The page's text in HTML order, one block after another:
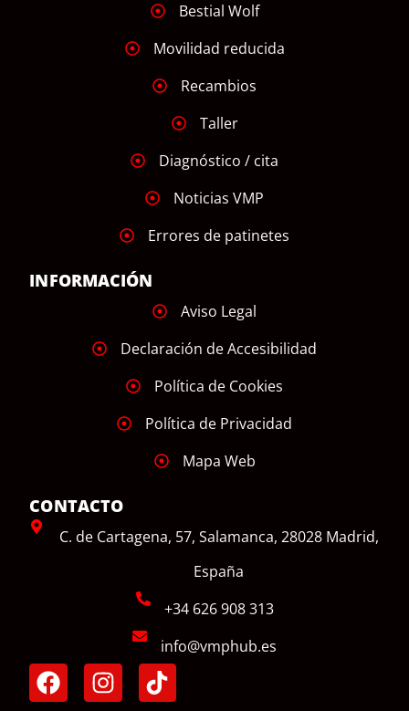
Bestial Wolf
Movilidad reducida
Recambios
Taller
Diagnóstico / cita
Noticias VMP
Errores de patinetes
INFORMACIÓN
Aviso Legal
Declaración de Accesibilidad
Política de Cookies
Política de Privacidad
Mapa Web
CONTACTO
C. de Cartagena, 57, Salamanca, 28028 Madrid,
España
+34 626 908 313
info@vmphub.es